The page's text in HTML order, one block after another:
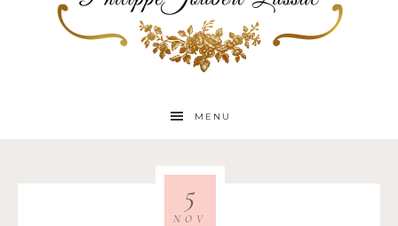
MENU
5
NOV